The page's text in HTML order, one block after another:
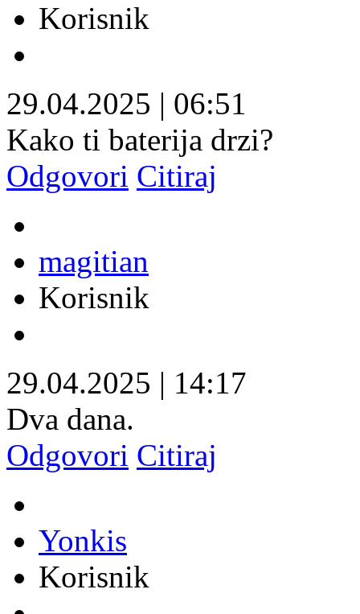
Korisnik
29.04.2025 | 06:51
Kako ti baterija drzi?
Odgovori Citiraj
magitian
Korisnik
29.04.2025 | 14:17
Dva dana.
Odgovori Citiraj
Yonkis
Korisnik